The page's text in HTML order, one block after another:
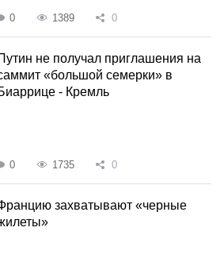
0 1389 0
не получал приглашения на
«большой семерки» в
- Кремль
0 1735 0
захватывают «черные